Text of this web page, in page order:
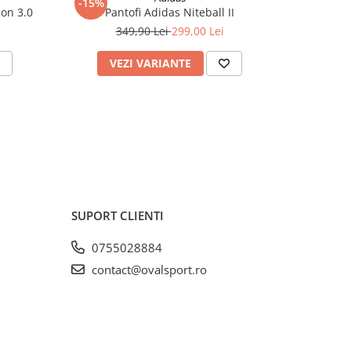
3.0
Pantofi Adidas Niteball II
349,90 Lei299,00 Lei
VEZI VARIANTE
SUPORT CLIENTI
0755028884
contact@ovalsport.ro